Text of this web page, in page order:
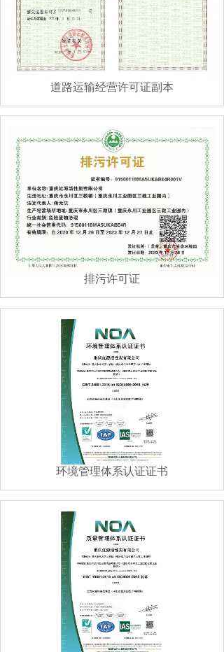
环境管理体系认证证书
道路运输经营许可证副本
排污许可证